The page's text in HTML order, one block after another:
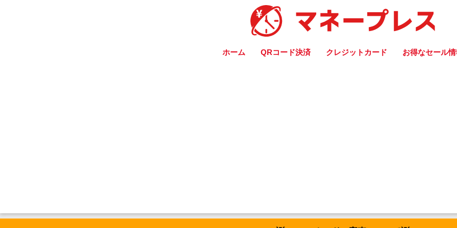
ホーム QRコード決済 クレジットカード お得なセール